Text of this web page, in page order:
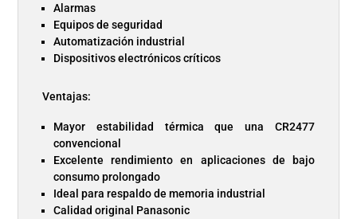
Alarmas
Equipos de seguridad
Automatización industrial
Dispositivos electrónicos críticos
Ventajas:
Mayor estabilidad térmica que una CR2477
convencional
Excelente rendimiento en aplicaciones de bajo
consumo prolongado
Ideal para respaldo de memoria industrial
Calidad original Panasonic